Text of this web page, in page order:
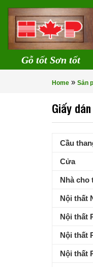
Gỗ tốt Sơn tốt
Home » Sản
Giấy
Cầu
Cửa
Nhà cho
Nội thất
Nội thất
Nội thất
Nội thất